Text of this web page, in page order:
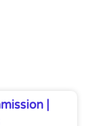
|